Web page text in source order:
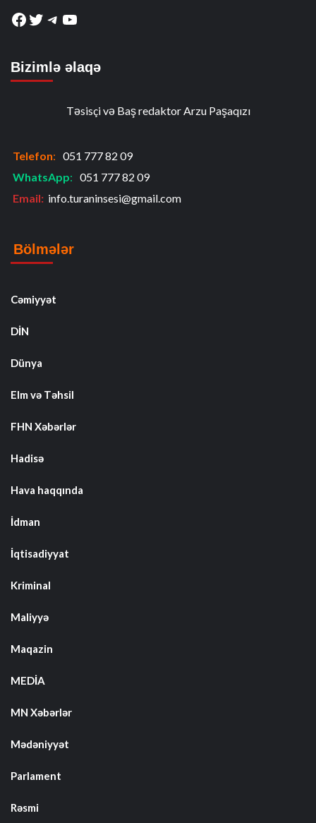
Facebook
Twitter
Telegram
YouTube
Bizimlə əlaqə
Təsisçi və Baş redaktor Arzu Paşaqızı
Telefon: 051 777 82 09
WhatsApp: 051 777 82 09
Email: info.turaninsesi@gmail.com
Bölmələr
Cəmiyyət
DİN
Dünya
Elm və Təhsil
FHN Xəbərlər
Hadisə
Hava haqqında
İdman
İqtisadiyyat
Kriminal
Maliyyə
Maqazin
MEDİA
MN Xəbərlər
Mədəniyyət
Parlament
Rəsmi